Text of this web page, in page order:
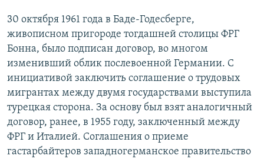
30 октября 1961 года в Баде-Годесберге,
живописном пригороде тогдашней столицы ФРГ
Бонна, было подписан договор, во многом
изменивший облик послевоенной Германии. С
инициативой заключить соглашение о трудовых
мигрантах между двумя государствами выступила
турецкая сторона. За основу был взят аналогичный
договор, ранее, в 1955 году, заключенный между
ФРГ и Италией. Соглашения о приеме
гастарбайтеров западногерманское правительство